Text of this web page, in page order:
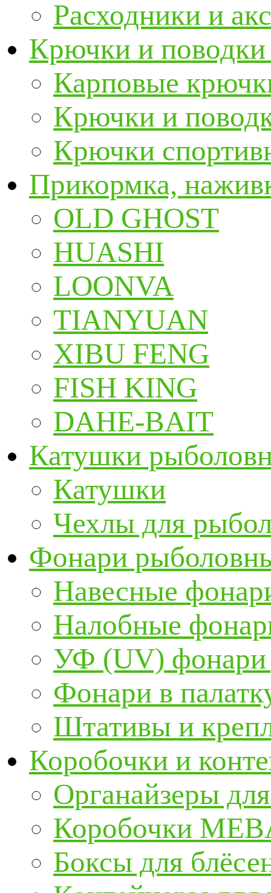
Расходники и
Крючки и
Карповые
Крючки и
Крючки
Прикормка,
OLD GHOST
HUASHI
LOONVA
TIANYUAN
XIBU FENG
FISH KING
DAHE-BAIT
Катушки
Катушки
Чехлы для
Фонари
Навесные
Налобные
УФ (UV) фонари
Фонари в
Штативы и
Коробочки и
Органайзеры
Коробочки
Боксы для